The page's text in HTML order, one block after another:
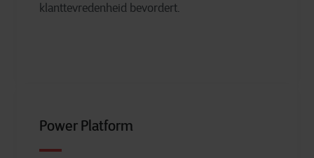
klanttevredenheid bevordert.
Power Platform